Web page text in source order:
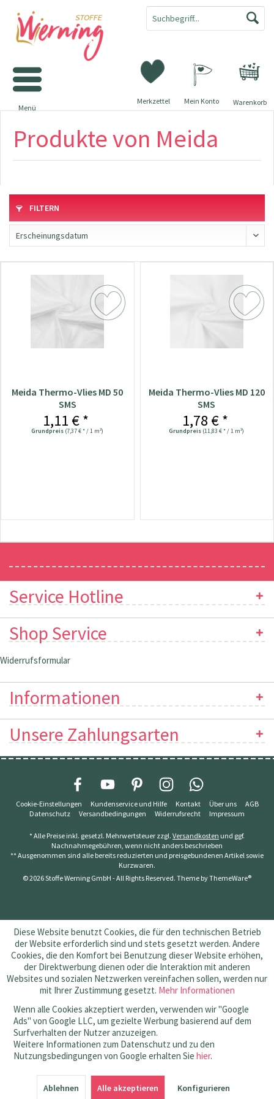
Warenkorb
Merkzettel Mein Konto
Menü
Produkte von Meida
FILTERN
Meida Thermo-Vlies MD 50
SMS
1,11 € *
Grundpreis (7,37 € * / 1 m²)
Meida Thermo-Vlies MD 120
SMS
1,78 € *
Grundpreis (11,83 € * / 1 m²)
Service Hotline
Shop Service
Widerrufsformular
Informationen
Unsere Zahlungsarten
Cookie-Einstellungen Kundenservice und Hilfe Kontakt Über uns
AGB
Datenschutz
Versandbedingungen Widerrufsrecht Impressum
* Alle Preise inkl. gesetzl. Mehrwertsteuer zzgl. Versandkosten und ggf.
Nachnahmegebühren, wenn nicht anders beschrieben
** Ausgenommen sind alle bereits reduzierten und preisgebundenen Artikel sowie
Kurzwaren.
© 2026 Stoffe Werning GmbH - All Rights Reserved. Theme byThemeWare®
Diese Website benutzt Cookies, die für den technischen Betrieb
der Website erforderlich sind und stets gesetzt werden. Andere
Cookies, die den Komfort bei Benutzung dieser Website erhöhen,
der Direktwerbung dienen oder die Interaktion mit anderen
Websites und sozialen Netzwerken vereinfachen sollen, werden nur
mit Ihrer Zustimmung gesetzt. Mehr Informationen
Wenn alle Cookies akzeptiert werden, verwenden wir "Google
Ads" von Google LLC, um gezielte Werbung basierend auf dem
Surfverhalten der Nutzer anzuzeigen.
Weitere Informationen zum Datenschutz und zu den
Nutzungsbedingungen von Google erhalten Sie hier.
Ablehnen Alle akzeptieren Konfigurieren
SEHR GUT (4.83 / 5)
aus145Bewertungen bei: amazon.de, shopvote.de ⓘ
Informationen zur Echtheit der Bewertungen